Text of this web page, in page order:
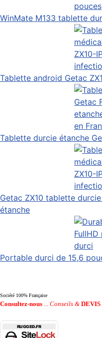
WinMate M133 tablette
Tablette android Getac
Tablette durcie étanche
Getac ZX10 tablette
étanche
Portable durci de 15,6
Société 100% Française
Consultez-nous Conseils & DEVIS